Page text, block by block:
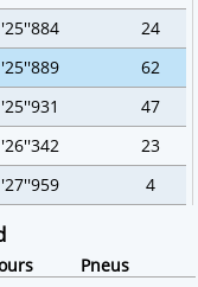
24
62
47
23
4
Pneus